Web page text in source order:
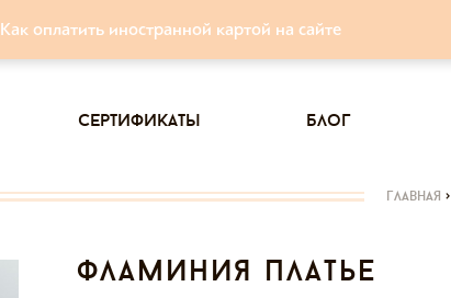
Как оплатить иностранной картой на сайте
сертификаты блог
главная >
фламиния платье